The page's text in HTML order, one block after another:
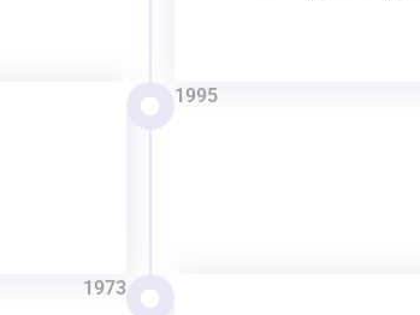
1995
1973